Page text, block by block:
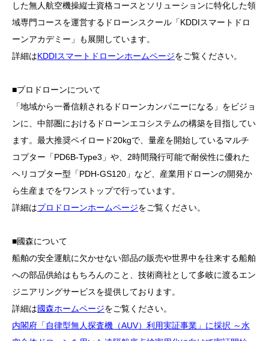
した無人航空機操縦士資格コースとソリューションに特化した領
域専門コースを運営するドローンスクール「KDDIスマートドロ
ーンアカデミー」も展開しています。
詳細はKDDIスマートドローンホームページをご覧ください。
■プロドローンについて
「地域から一番信頼されるドローンカンパニーになる」をビジョ
ンに、中部圏におけるドローンエコシステムの構築を目指してい
ます。最大推奨ペイロード20kgで、量産を開始しているマルチ
コプター「PD6B-Type3」や、2時間飛行可能で耐侯性に優れた
ヘリコプター型「PDH-GS120」など、産業用ドローンの開発か
ら生産までをワンストップで行っています。
詳細はプロドローンホームページをご覧ください。
■國森について
船舶の安全運航に欠かせない部品の販売や世界中を往来する船舶
への部品供給はもちろんのこと、技術商社として多岐に渡るエン
ジニアリングサービスを提供しております。
詳細は國森ホームページをご覧ください。
内閣府「自律型無人探査機（AUV）利用実証事業」に採択 ～水